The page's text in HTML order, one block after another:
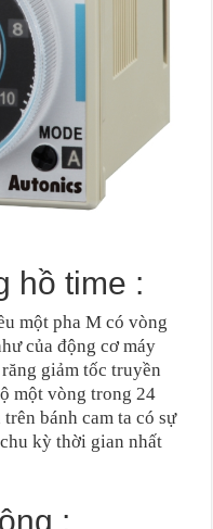
hồ time :
một pha M có vòng
của động cơ máy
giảm tốc truyền
một vòng trong 24
bánh cam ta có sự
kỳ thời gian nhất
: